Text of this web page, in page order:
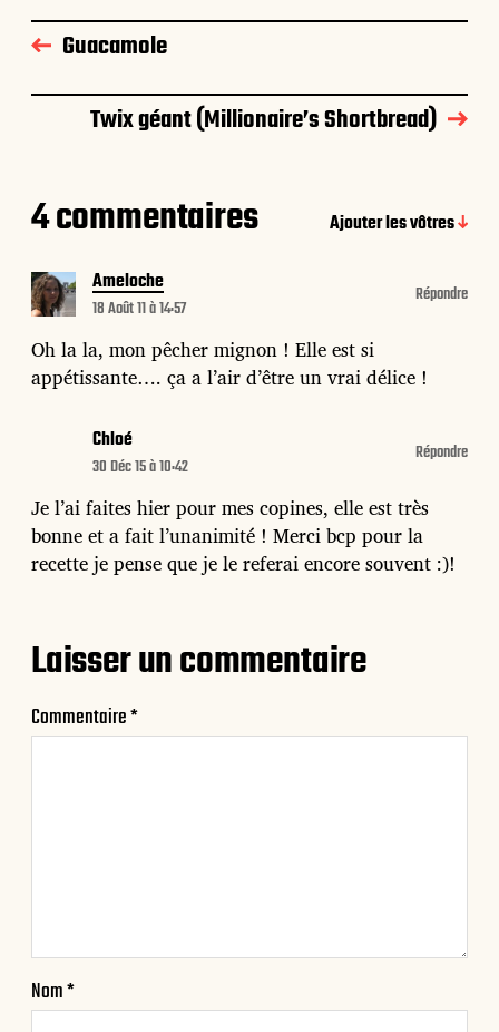
Guacamole
Twix géant (Millionaire’s Shortbread)
4 commentaires
Ajouter les vôtres
Ameloche
18 Août 11 à 14:57
Oh la la, mon pêcher mignon ! Elle est si
appétissante…. ça a l’air d’être un vrai délice !
Répondre
Chloé
30 Déc 15 à 10:42
Je l’ai faites hier pour mes copines, elle est très
bonne et a fait l’unanimité ! Merci bcp pour la
recette je pense que je le referai encore souvent :)!
Répondre
Laisser un commentaire
Commentaire*
Nom*